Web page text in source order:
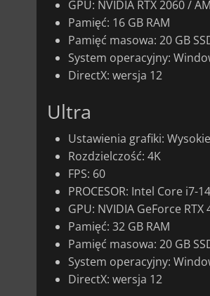
GPU: NVIDIA RTX 2060 /
Pamięć: 16 GB RAM
Pamięć masowa: 20 GB
System operacyjny:
DirectX: wersja 12
Ultra
Ustawienia grafiki: Wysokie
Rozdzielczość: 4K
FPS: 60
PROCESOR: Intel Core i7-
GPU: NVIDIA GeForce
Pamięć: 32 GB RAM
Pamięć masowa: 20 GB
System operacyjny:
DirectX: wersja 12